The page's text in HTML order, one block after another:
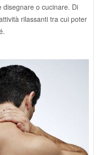
disegnare o cucinare. Di
rilassanti tra cui poter